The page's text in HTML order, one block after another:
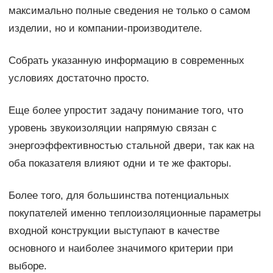
максимально полные сведения не только о самом
изделии, но и компании-производителе.
Собрать указанную информацию в современных
условиях достаточно просто.
Еще более упростит задачу понимание того, что
уровень звукоизоляции напрямую связан с
энергоэффективностью стальной двери, так как на
оба показателя влияют одни и те же факторы.
Более того, для большинства потенциальных
покупателей именно теплоизоляционные параметры
входной конструкции выступают в качестве
основного и наиболее значимого критерии при
выборе.